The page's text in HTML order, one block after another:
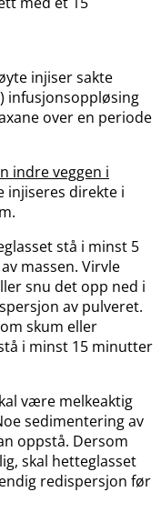
injiser sakte
infusjonsoppløsing
over en periode
indre veggen i
injiseres direkte i
stå i minst 5
massen. Virvle
snu det opp ned i
av pulveret.
skum eller
i minst 15 minutter
være melkeaktig
sedimentering av
oppstå. Dersom
skal hetteglasset
redispersjon før